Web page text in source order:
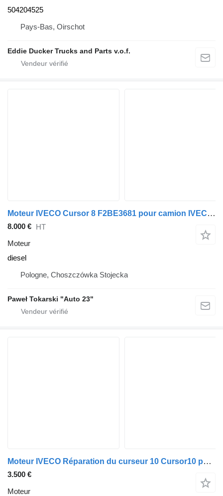
504204525
Pays-Bas, Oirschot
Eddie Ducker Trucks and Parts v.o.f.
Moteur IVECO Cursor 8 F2BE3681 pour camion IVECO Trakker, Stralis
8.000 € HT
Moteur
diesel
Pologne, Choszczówka Stojecka
Paweł Tokarski "Auto 23"
Moteur IVECO Réparation du curseur 10 Cursor10 pour camion IVECO Stralis Trakker
3.500 €
Moteur